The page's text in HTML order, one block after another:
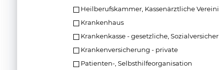
Heilberufskammer, Kassenärztliche
Krankenhaus
Krankenkasse - gesetzliche,
Krankenversicherung - private
Patienten-, Selbsthilfeorganisation